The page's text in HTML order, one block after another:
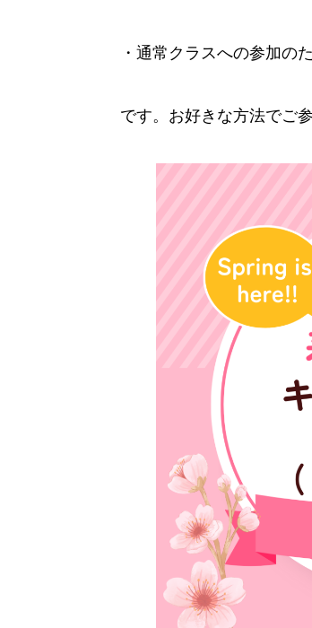
・通常クラスへの参加の
です。お好きな方法でご